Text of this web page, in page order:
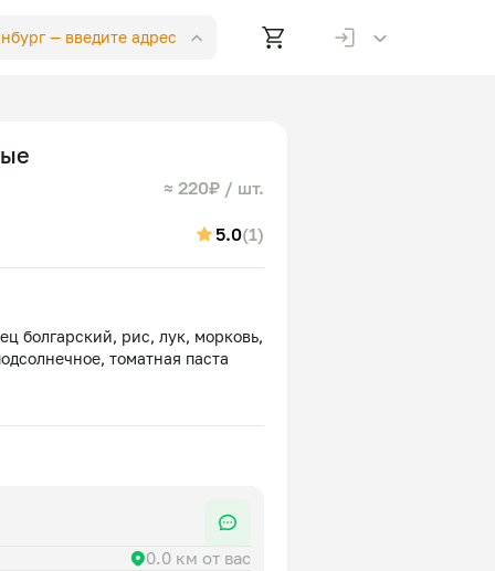
— введите адрес
≈ 220₽ / шт.
5.0(1)
болгарский, рис, лук, морковь,
0.0 км от вас